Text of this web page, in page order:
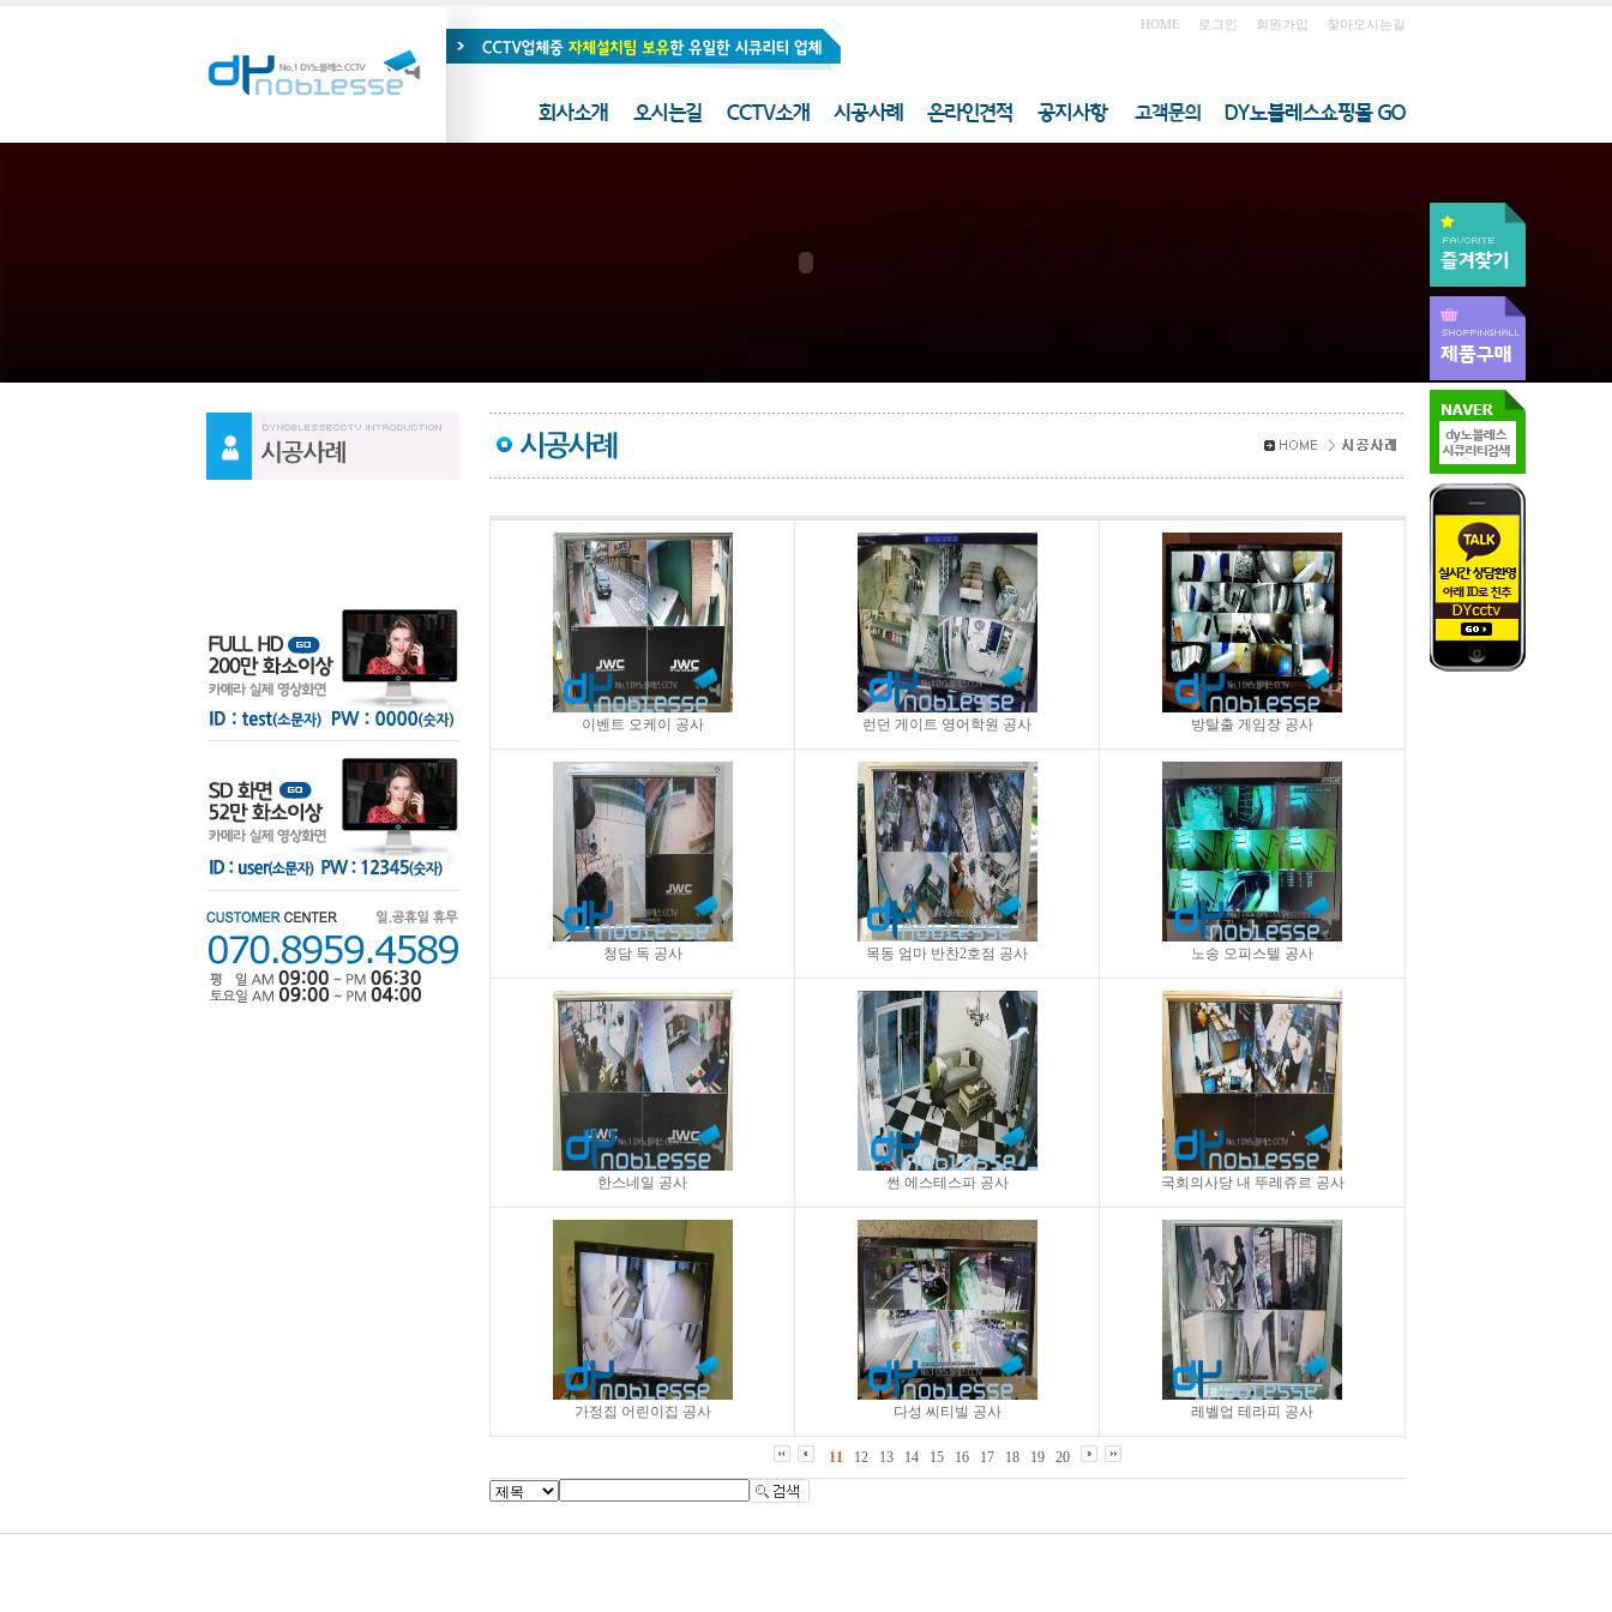
HOME 로그인 회원가입 찾아오시는길
이벤트 오케이 공사 런던 게이트 영어학원 공사 방탈출 게임장 공사
청담 독 공사 목동 엄마 반찬2호점 공사 노송 오피스텔 공사
한스네일 공사 썬 에스테스파 공사 국회의사당 내 뚜레쥬르 공사
가정집 어린이집 공사 다성 씨티빌 공사 레벨업 테라피 공사
11 12 13 14 15 16 17 18 19 20